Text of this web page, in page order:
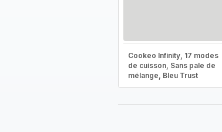
Cookeo Infinity, 17 modes
de cuisson, Sans pale de
mélange, Bleu Trust